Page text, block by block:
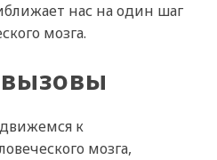
нас на один шаг
мозга.
к
мозга,